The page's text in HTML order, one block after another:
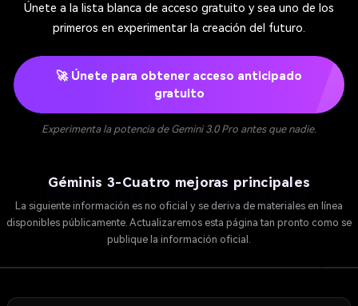
Únete a la lista blanca de acceso gratuito y sea uno de los
primeros en experimentar la creación del futuro.
🚀 Únete para obtener acceso anticipado
gratuito
Experimenta la potencia de Gemini 3.0 Pro antes que nadie.
Géminis 3-Cuatro mejoras principales
La siguiente información es no oficial y se deriva de materiales en línea
disponibles públicamente. Actualizaremos esta página tan pronto como se
publique la información oficial.
1
Revela
Actualización del modelo central
Edición precisa, fusión de múltiples imágenes y
liderazgo LMSYS.